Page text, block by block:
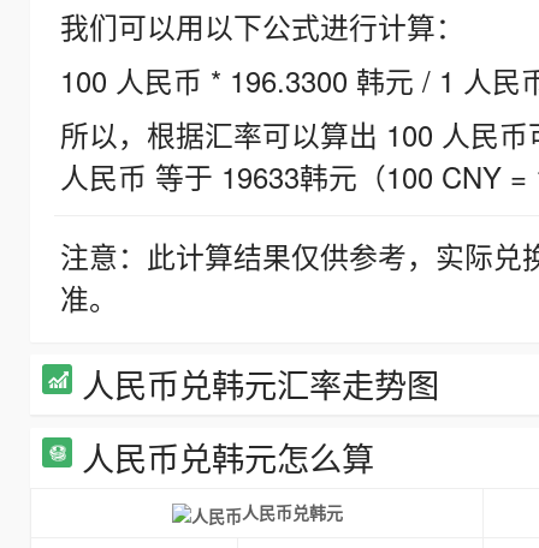
我们可以用以下公式进行计算：
100 人民币 * 196.3300 韩元 / 1 人民
所以，根据汇率可以算出 100 人民
人民币 等于 19633韩元（100 CNY =
注意：此计算结果仅供参考，实际
准。
人民币兑韩元汇率走势图
人民币兑韩元怎么算
人民币兑韩元